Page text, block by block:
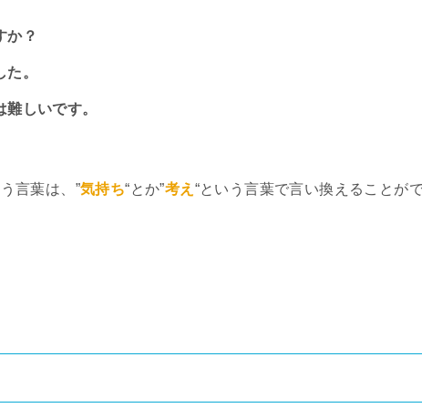
か？
。
しいです。
言葉は、”気持ち“とか”考え “という言葉で言い換えることが